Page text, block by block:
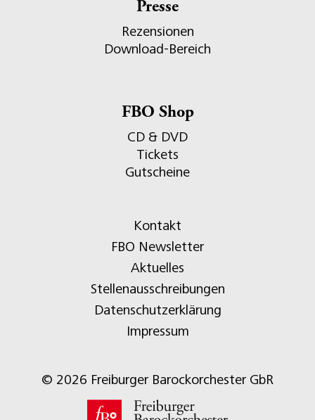
Presse
Rezensionen
Download-Bereich
FBO Shop
CD & DVD
Tickets
Gutscheine
Kontakt
FBO Newsletter
Aktuelles
Stellenausschreibungen
Datenschutzerklärung
Impressum
© 2026 Freiburger Barockorchester GbR